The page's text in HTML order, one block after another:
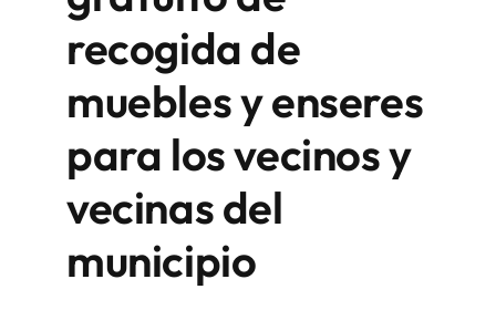
recogida de
muebles y enseres
para los vecinos y
vecinas del
municipio